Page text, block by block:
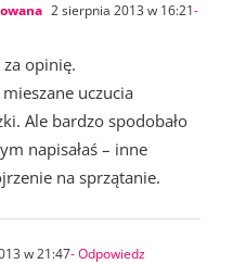
2 sierpnia 2013 w 16:21-
opinię.
uczucia
Ale bardzo spodobało
napisałaś – inne
na sprzątanie.
w 21:47- Odpowiedz